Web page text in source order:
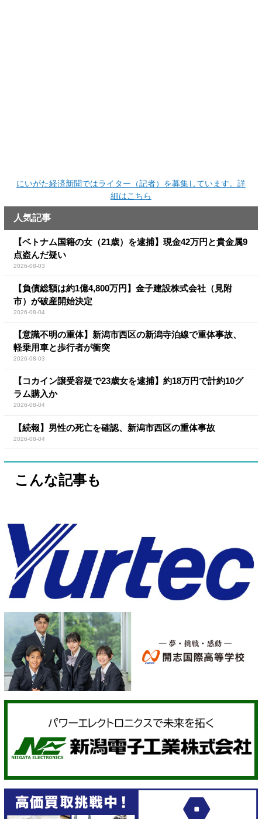
にいがた経済新聞ではライター（記者）を募集しています。詳
細はこちら
人気記事
【ベトナム国籍の女（21歳）を逮捕】現金42万円と貴金属9
点盗んだ疑い
2026-08-03
【負債総額は約1億4,800万円】金子建設株式会社（見附
市）が破産開始決定
2026-08-04
【意識不明の重体】新潟市西区の新潟寺泊線で重体事故、
軽乗用車と歩行者が衝突
2026-08-03
【コカイン譲受容疑で23歳女を逮捕】約18万円で計約10グ
ラム購入か
2026-08-04
【続報】男性の死亡を確認、新潟市西区の重体事故
2026-08-04
こんな記事も